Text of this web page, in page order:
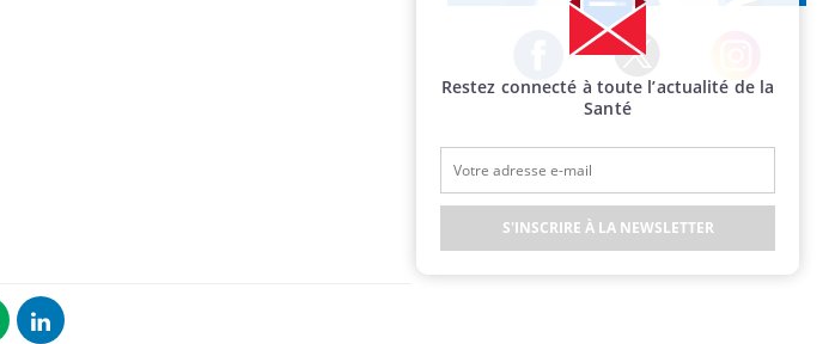
Facebook Twitter Instagram
Restez connecté à toute l’actualité de la
Santé
S'INSCRIRE À LA NEWSLETTER